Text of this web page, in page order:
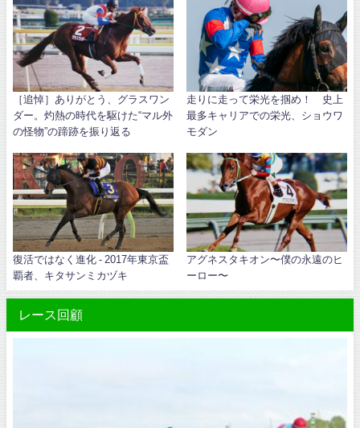
［追悼］ありがとう、グラスワン
ダー。灼熱の時代を駆けた“マル外
の怪物”の蹄跡を振り返る
走りに走って栄光を掴め！ 史上
最多キャリアでの栄光、ショウワ
モダン
復活ではなく進化 - 2017年東京盃
覇者、キタサンミカヅキ
アグネスタキオン〜僕の永遠のヒ
ーロー〜
レース回顧